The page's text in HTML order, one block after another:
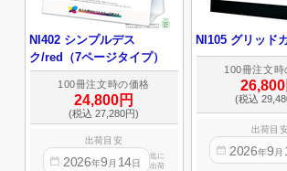
NI402 シンプルデス
ク/red（7ページタイプ）
100冊注文時の価格
24,800円
(税込 27,280円)
出荷目安
2026年9 月 14日
迄に
出荷
NI105 グリッド
100冊注文時
(税込
出荷目
2026年9 月